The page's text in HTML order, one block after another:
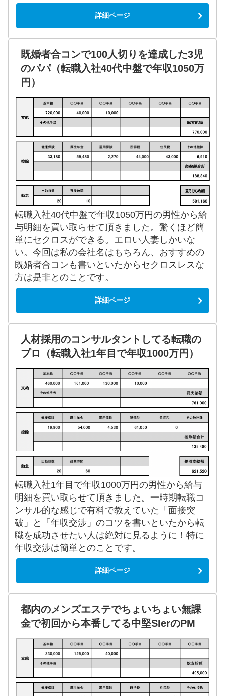
詳細ページ
既婚者合コンで100人切りを達成した3児
のパパ（転職入社40代中盤で年収1050万
円）
転職入社40代中盤で年収1050万円の男性から給
与明細を買い取らせて頂きました。驚くほど簡
単にセクロスができる。エロい人妻しかいな
い。今回は私の会社名はもちろん、おすすめの
既婚者合コンも書いといたからセクロスレスな
方は是非とのことです。
詳細ページ
人材採用のコンサルタントしてる転職の
プロ（転職入社1年目で年収1000万円）
転職入社1年目で年収1000万円の男性から給与
明細を買い取らせて頂きました。一時期転職コ
ンサル的な感じで有料で教えていた「面接突
破」と「年収交渉」のコツを書いといたから転
職を成功させたい人は絶対に見るように！特に
年収交渉は簡単とのことです。
詳細ページ
都内のメンズエステでちょいちょい無課
金で初回から本番してる中堅SIerのPM